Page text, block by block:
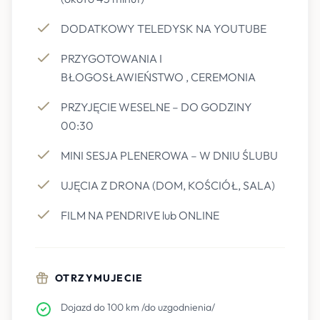
DODATKOWY TELEDYSK NA YOUTUBE
PRZYGOTOWANIA I
BŁOGOSŁAWIEŃSTWO , CEREMONIA
PRZYJĘCIE WESELNE – DO GODZINY
00:30
MINI SESJA PLENEROWA – W DNIU ŚLUBU
UJĘCIA Z DRONA (DOM, KOŚCIÓŁ, SALA)
FILM NA PENDRIVE lub ONLINE
OTRZYMUJECIE
Dojazd do 100 km /do uzgodnienia/